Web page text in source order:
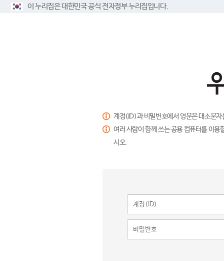
이 누리집은 대한민국 공식 전자정부 누리집입니다.
계정(ID)과 비밀번호에서 영문은 대소문
여러 사람이 함께 쓰는 공용 컴퓨터를 이
시오.